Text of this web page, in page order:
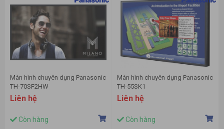
Màn hình chuyên dụng Panasonic
TH-70SF2HW
Liên hệ
Còn hàng
Màn hình chuyên dụng Panasonic
TH-55SK1
Liên hệ
Còn hàng